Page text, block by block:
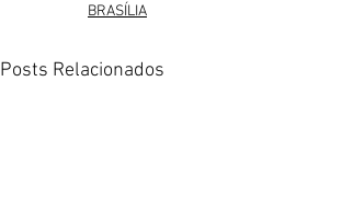
BRASÍLIA
Posts Relacionados